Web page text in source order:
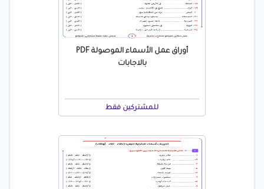
أوراق عمل الأسماء الموصولة PDF
بالاجابات
للمشتركين فقط